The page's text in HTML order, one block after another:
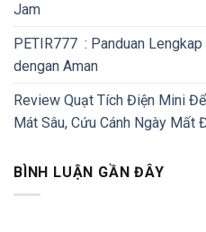
Jam
PETIR777 : Panduan
dengan Aman
Review Quạt Tích Điện Mini
Mát Sâu, Cứu Cánh Ngày Mất
BÌNH LUẬN GẦN ĐÂY